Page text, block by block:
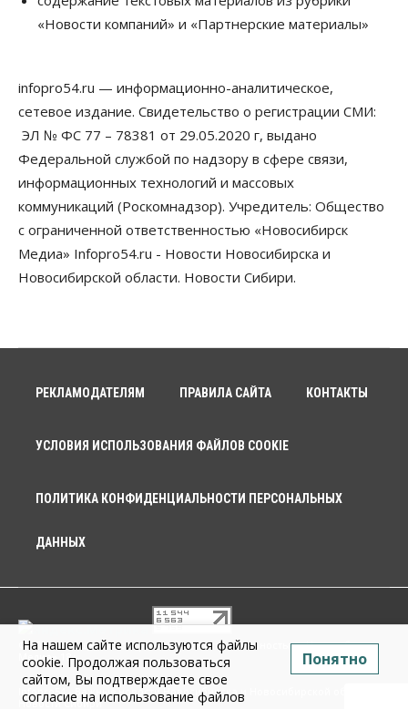
«Новости компаний» и «Партнерские материалы»
infopro54.ru — информационно-аналитическое,
сетевое издание. Свидетельство о регистрации СМИ:
ЭЛ № ФС 77 – 78381 от 29.05.2020 г, выдано
Федеральной службой по надзору в сфере связи,
информационных технологий и массовых
коммуникаций (Роскомнадзор). Учредитель: Общество
с ограниченной ответственностью «Новосибирск
Медиа» Infopro54.ru - Новости Новосибирска и
Новосибирской области. Новости Сибири.
РЕКЛАМОДАТЕЛЯМ ПРАВИЛА САЙТА КОНТАКТЫ
УСЛОВИЯ ИСПОЛЬЗОВАНИЯ ФАЙЛОВ COOKIE
ПОЛИТИКА КОНФИДЕНЦИАЛЬНОСТИ ПЕРСОНАЛЬНЫХ
ДАННЫХ
© 2026 г. Общество с ограниченной ответственностью «Новосибирск
Медиа» 18+
Infopro54 - Важные новости Новосибирска и Новосибирской области.
Новости Сибири
На нашем сайте используются файлы
cookie. Продолжая пользоваться
сайтом, Вы подтверждаете свое
согласие на использование файлов
Понятно